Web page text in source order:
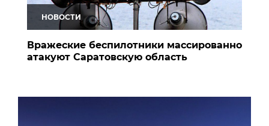
НОВОСТИ
Вражеские беспилотники массированно
атакуют Саратовскую область